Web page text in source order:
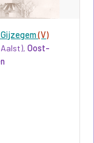
Gijzegem(V)
Oost-